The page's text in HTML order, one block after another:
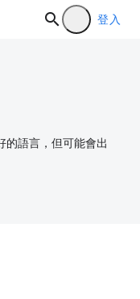
登入
的語言，但可能會出